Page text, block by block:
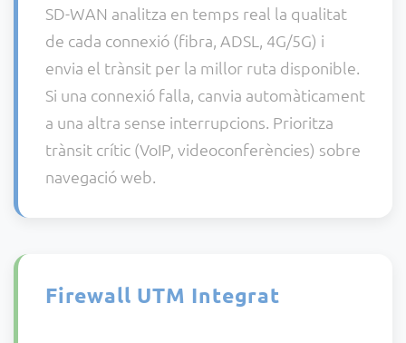
SD-WAN analitza en temps real la qualitat
de cada connexió (fibra, ADSL, 4G/5G) i
envia el trànsit per la millor ruta disponible.
Si una connexió falla, canvia automàticament
a una altra sense interrupcions. Prioritza
trànsit crític (VoIP, videoconferències) sobre
navegació web.
Firewall UTM Integrat